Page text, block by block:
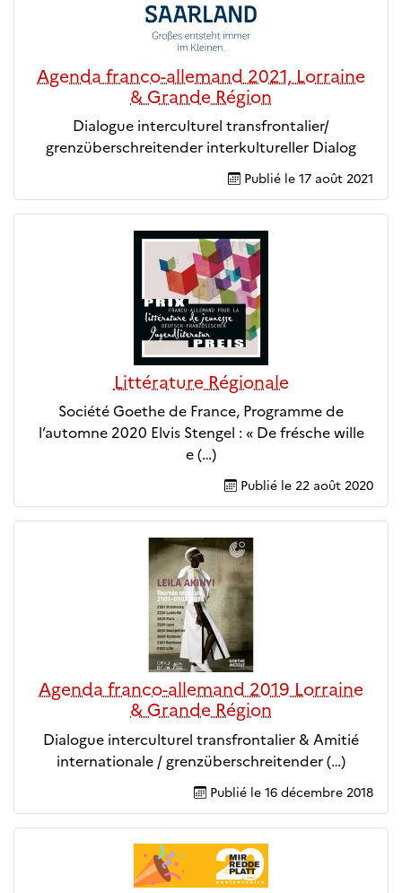
Agenda franco-allemand 2021, Lorraine
& Grande Région
Dialogue interculturel transfrontalier/
grenzüberschreitender interkultureller Dialog
Publié le 17 août 2021
Littérature Régionale
Société Goethe de France, Programme de
l’automne 2020 Elvis Stengel : « De frésche wille
e (…)
Publié le 22 août 2020
Agenda franco-allemand 2019 Lorraine
& Grande Région
Dialogue interculturel transfrontalier & Amitié
internationale / grenzüberschreitender (…)
Publié le 16 décembre 2018